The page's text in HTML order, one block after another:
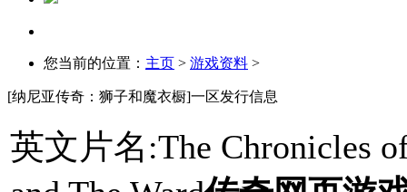
您当前的位置： 主页 > 游戏资料 >
[纳尼亚传奇：狮子和魔衣橱]一区发行信息
英文片名:The Chronicles